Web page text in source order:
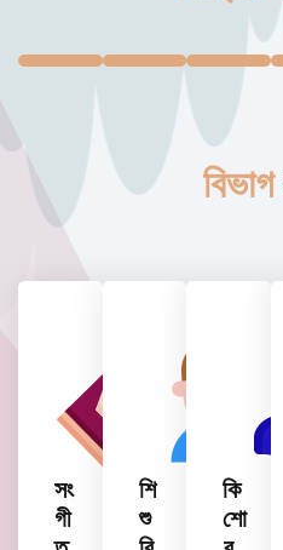
বিভাগ
সং
গী
শি
শু
কি
শো